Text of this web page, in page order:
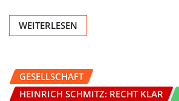
WEITERLESEN
GESELLSCHAFT
HEINRICH SCHMITZ: RECHT KLAR